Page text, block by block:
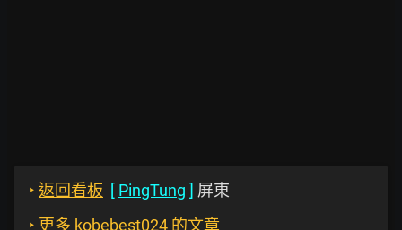
‣ 返回看板 [ PingTung ] 屏東
‣ 更多 kobebest024 的文章